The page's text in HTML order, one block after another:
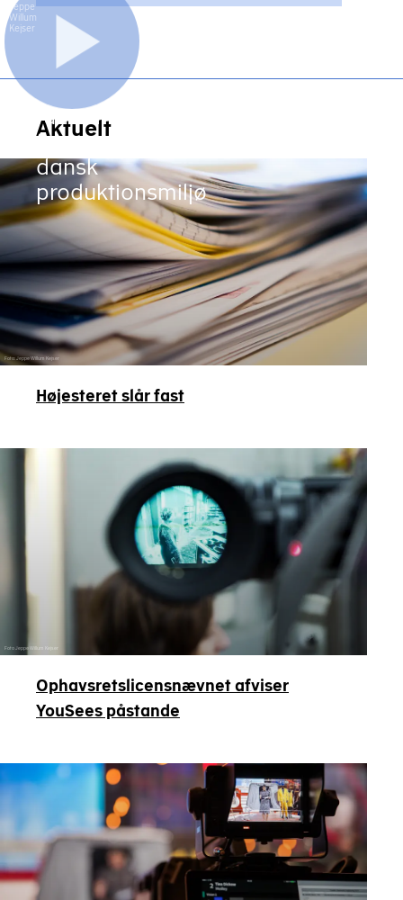
Ophavsrettigheder
fundamentet
for
dansk
produktionsmiljø
Jeppe
Willum
Kejser
Aktuelt
Foto: Jeppe Willum Kejser
Højesteret slår fast
Foto Jeppe Willum Kejser
Ophavsretslicensnævnet afviser
YouSees påstande